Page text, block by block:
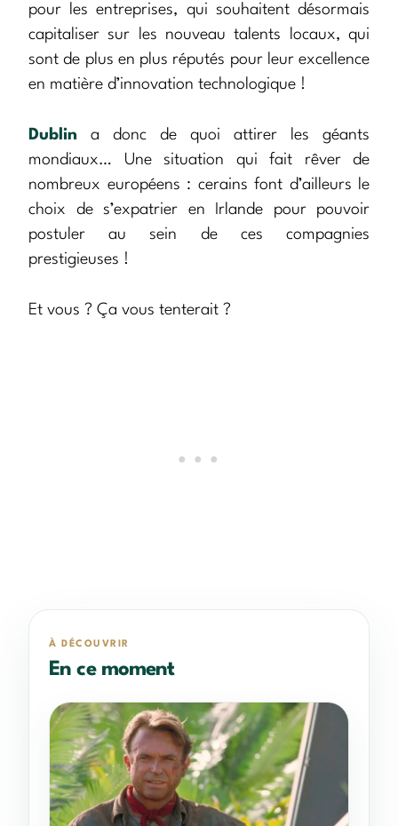
pour les entreprises, qui souhaitent désormais
capitaliser sur les nouveau talents locaux, qui
sont de plus en plus réputés pour leur excellence
en matière d’innovation technologique !
Dublin a donc de quoi attirer les géants
mondiaux… Une situation qui fait rêver de
nombreux européens : cerains font d’ailleurs le
choix de s’expatrier en Irlande pour pouvoir
postuler au sein de ces compagnies
prestigieuses !
Et vous ? Ça vous tenterait ?
À DÉCOUVRIR
En ce moment